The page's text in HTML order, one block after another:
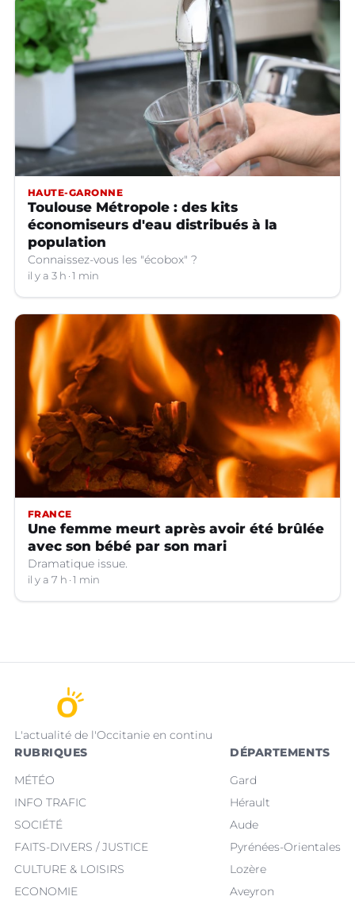
HAUTE-GARONNE
Toulouse Métropole : des kits
économiseurs d'eau distribués à la
population
Connaissez-vous les "écobox" ?
il y a 3 h 1 min
FRANCE
Une femme meurt après avoir été brûlée
avec son bébé par son mari
Dramatique issue.
il y a 7 h 1 min
L'actualité de l'Occitanie en continu
RUBRIQUES
MÉTÉO
INFO TRAFIC
SOCIÉTÉ
FAITS-DIVERS / JUSTICE
CULTURE & LOISIRS
ECONOMIE
DÉPARTEMENTS
Gard
Hérault
Aude
Pyrénées-Orientales
Lozère
Aveyron